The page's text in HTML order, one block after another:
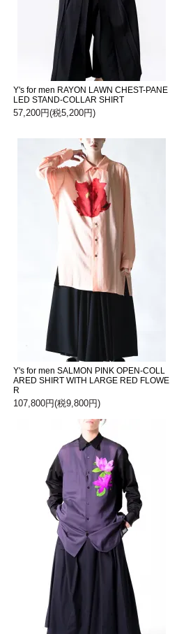
Y's for men RAYON LAWN CHEST-PANE
LED STAND-COLLAR SHIRT
57,200円(税5,200円)
Y's for men SALMON PINK OPEN-COLL
ARED SHIRT WITH LARGE RED FLOWE
R
107,800円(税9,800円)